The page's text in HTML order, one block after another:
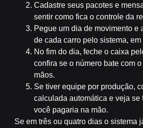
Cadastre seus pacotes e
sentir como fica o controle da
Pegue um dia de movimento e
de cada carro pelo sistema,
No fim do dia, feche o caixa
confira se o número bate com
mãos.
Se tiver equipe por produção,
calculada automática e veja se
você pagaria na mão.
Se em três ou quatro dias o sistema